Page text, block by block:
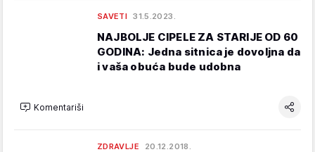
SAVETI 31.5.2023.
NAJBOLJE CIPELE ZA STARIJE OD 60
GODINA: Jedna sitnica je dovoljna da
i vaša obuća bude udobna
Komentariši
ZDRAVLJE 20.12.2018.